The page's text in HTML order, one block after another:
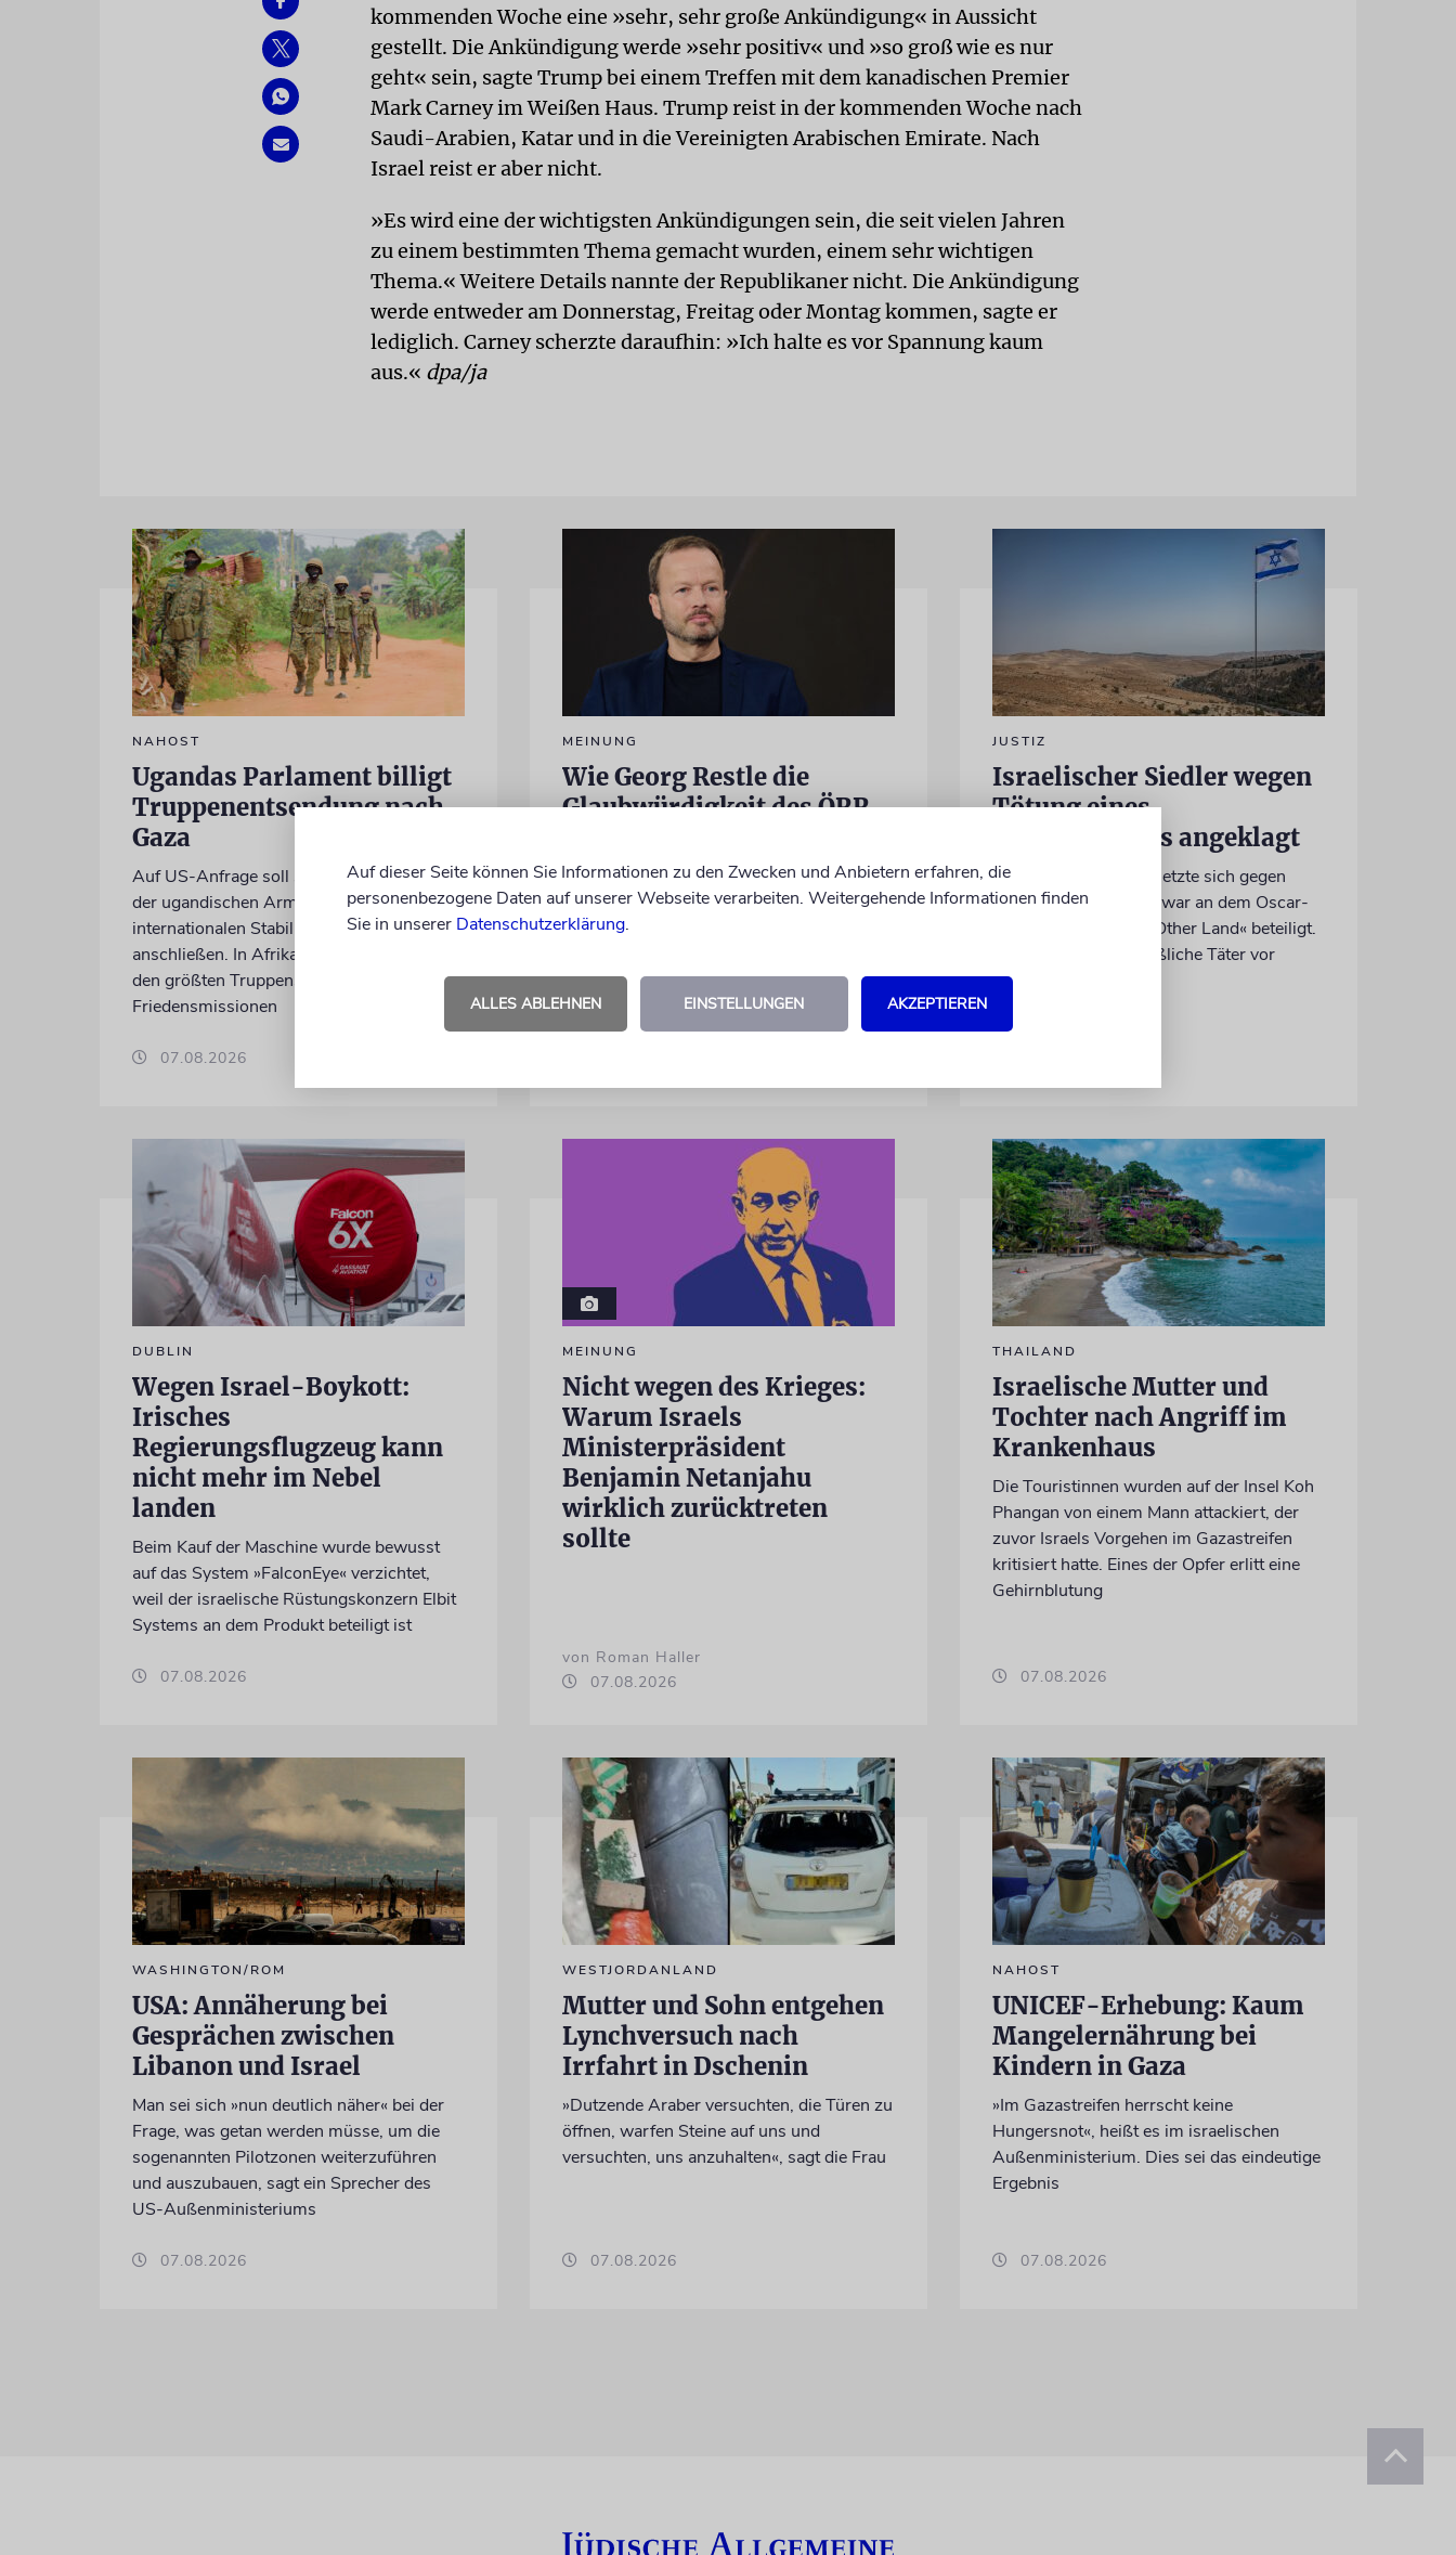
kommenden Woche eine »sehr, sehr große Ankündigung« in Aussicht
gestellt. Die Ankündigung werde »sehr positiv« und »so groß wie es nur
geht« sein, sagte Trump bei einem Treffen mit dem kanadischen Premier
Mark Carney im Weißen Haus. Trump reist in der kommenden Woche nach
Saudi-Arabien, Katar und in die Vereinigten Arabischen Emirate. Nach
Israel reist er aber nicht.
»Es wird eine der wichtigsten Ankündigungen sein, die seit vielen Jahren
zu einem bestimmten Thema gemacht wurden, einem sehr wichtigen
Thema.« Weitere Details nannte der Republikaner nicht. Die Ankündigung
werde entweder am Donnerstag, Freitag oder Montag kommen, sagte er
lediglich. Carney scherzte daraufhin: »Ich halte es vor Spannung kaum
aus.« dpa/ja
NAHOST
Ugandas Parlament billigt
Truppenentsendung nach
Gaza
Auf US-Anfrage soll sich ein Kontingent
der ugandischen Armee der geplanten
internationalen Stabilisierungstruppe
anschließen. In Afrika zählt das Land zu
den größten Truppenstellern für
Friedensmissionen
07.08.2026
MEINUNG
Wie Georg Restle die
Glaubwürdigkeit des ÖRR
Nach dem X-Post des Journalisten hat sich
Felix Schotland, Vorstand der Synagogen-
Gemeinde Köln, an WDR-
gewandt. Wir dokumentieren das
Schreiben im Wortlaut
von Felix Schotland
JUSTIZ
Israelischer Siedler wegen
Tötung eines
Palästinensers angeklagt
Der getötete Aktivist setzte sich gegen
Siedlergewalt ein und war an dem Oscar-
prämierten Film »No Other Land« beteiligt.
Jetzt steht der mutmaßliche Täter vor
Gericht
DUBLIN
Wegen Israel-Boykott:
Irisches
Regierungsflugzeug kann
nicht mehr im Nebel
landen
Beim Kauf der Maschine wurde bewusst
auf das System »FalconEye« verzichtet,
weil der israelische Rüstungskonzern Elbit
Systems an dem Produkt beteiligt ist
07.08.2026
MEINUNG
Nicht wegen des Krieges:
Warum Israels
Ministerpräsident
Benjamin Netanjahu
wirklich zurücktreten
sollte
von Roman Haller
07.08.2026
THAILAND
Israelische Mutter und
Tochter nach Angriff im
Krankenhaus
Die Touristinnen wurden auf der Insel Koh
Phangan von einem Mann attackiert, der
zuvor Israels Vorgehen im Gazastreifen
kritisiert hatte. Eines der Opfer erlitt eine
Gehirnblutung
07.08.2026
WASHINGTON/ROM
USA: Annäherung bei
Gesprächen zwischen
Libanon und Israel
Man sei sich »nun deutlich näher« bei der
Frage, was getan werden müsse, um die
sogenannten Pilotzonen weiterzuführen
und auszubauen, sagt ein Sprecher des
US-Außenministeriums
07.08.2026
WESTJORDANLAND
Mutter und Sohn entgehen
Lynchversuch nach
Irrfahrt in Dschenin
»Dutzende Araber versuchten, die Türen zu
öffnen, warfen Steine auf uns und
versuchten, uns anzuhalten«, sagt die Frau
07.08.2026
NAHOST
UNICEF-Erhebung: Kaum
Mangelernährung bei
Kindern in Gaza
»Im Gazastreifen herrscht keine
Hungersnot«, heißt es im israelischen
Außenministerium. Dies sei das eindeutige
Ergebnis
07.08.2026
Auf dieser Seite können Sie Informationen zu den Zwecken und Anbietern erfahren, die
personenbezogene Daten auf unserer Webseite verarbeiten. Weitergehende Informationen finden
Sie in unserer Datenschutzerklärung.
ALLES ABLEHNEN EINSTELLUNGEN AKZEPTIEREN